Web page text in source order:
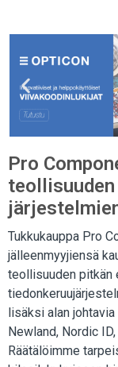
Pro
Tukkukauppa Pro
jälleenmyyjiensä
teollisuuden pitkän
lisäksi alan
Newland, Nordic
Räätälöimme